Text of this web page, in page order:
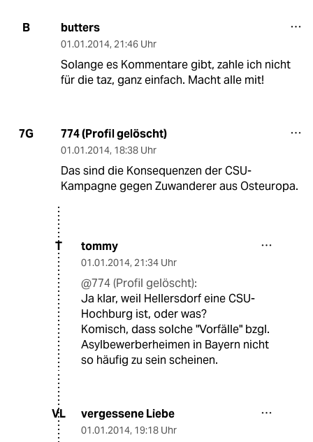
B butters
01.01.2014, 21:46 Uhr
Solange es Kommentare gibt, zahle ich nicht
für die taz, ganz einfach. Macht alle mit!
7G 774 (Profil gelöscht)
01.01.2014, 18:38 Uhr
Das sind die Konsequenzen der CSU-
Kampagne gegen Zuwanderer aus Osteuropa.
T tommy
01.01.2014, 21:34 Uhr
@774 (Profil gelöscht):
Ja klar, weil Hellersdorf eine CSU-
Hochburg ist, oder was?
Komisch, dass solche "Vorfälle" bzgl.
Asylbewerberheimen in Bayern nicht
so häufig zu sein scheinen.
VL vergessene Liebe
01.01.2014, 19:18 Uhr